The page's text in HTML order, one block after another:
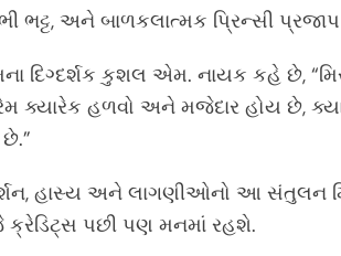
ભટ્ટ, અને બાળકલાત્મક પ્રિન્સી
દિગ્દર્શક કુશલ એમ. નાયક કહે છે,
ક્યારેક હળવો અને મજેદાર હોય છે,
હાસ્ય અને લાગણીઓનો આ સંતુલન
પછી પણ મનમાં રહશે.